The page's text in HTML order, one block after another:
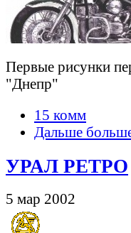
Первые рисунки
"Днепр"
15 комм
Дальше
УРАЛ РЕТРО
5 мар 2002